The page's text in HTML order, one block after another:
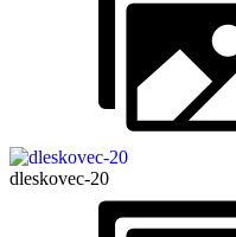
dleskovec-20